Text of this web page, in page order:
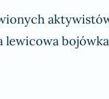
lewicowa